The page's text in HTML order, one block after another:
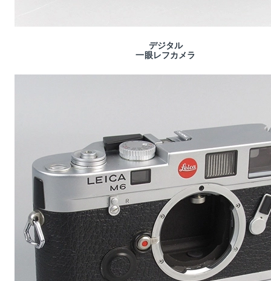
デジタル
一眼レフカメラ